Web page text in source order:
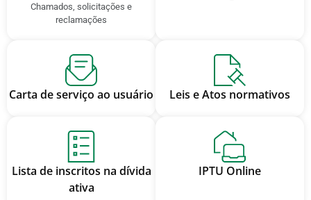
Chamados, solicitações e
reclamações
Carta de serviço ao usuário Leis e Atos normativos
Lista de inscritos na dívida
ativa
IPTU Online